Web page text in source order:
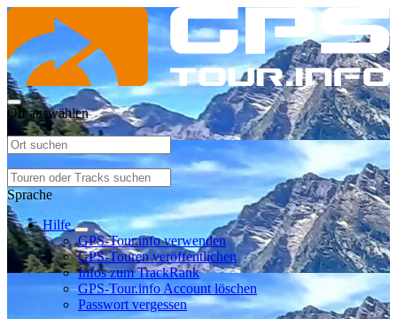
Ort auswählen
Sprache
Hilfe
GPS-Tour.info verwenden
GPS-Touren veröffentlichen
Infos zum TrackRank
GPS-Tour.info Account löschen
Passwort vergessen